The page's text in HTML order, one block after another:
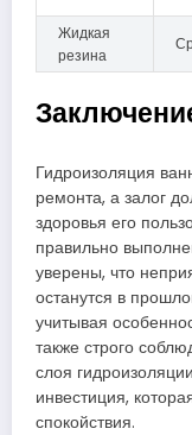
Жидкая
резина
Гидроизоляция
ремонта, а залог
здоровья его
правильно
уверены, что
останутся в
учитывая
также строго
слоя
инвестиция,
спокойствия.